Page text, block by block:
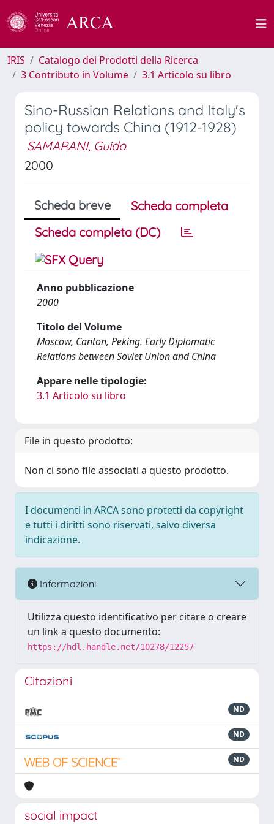
IRIS
Catalogo dei Prodotti della Ricerca
3 Contributo in Volume
3.1 Articolo su libro
Sino-Russian Relations and Italy's
policy towards China (1912-1928)
SAMARANI, Guido
2000
Scheda breve
Scheda completa
Scheda completa (DC)
Anno pubblicazione
2000
Titolo del Volume
Moscow, Canton, Peking. Early Diplomatic
Relations between Soviet Union and China
Appare nelle tipologie:
3.1 Articolo su libro
File in questo prodotto:
Non ci sono file associati a questo prodotto.
I documenti in ARCA sono protetti da copyright
e tutti i diritti sono riservati, salvo diversa
indicazione.
Informazioni
Utilizza questo identificativo per citare o creare
un link a questo documento:
https://hdl.handle.net/10278/12257
Citazioni
ND
ND
ND
social impact